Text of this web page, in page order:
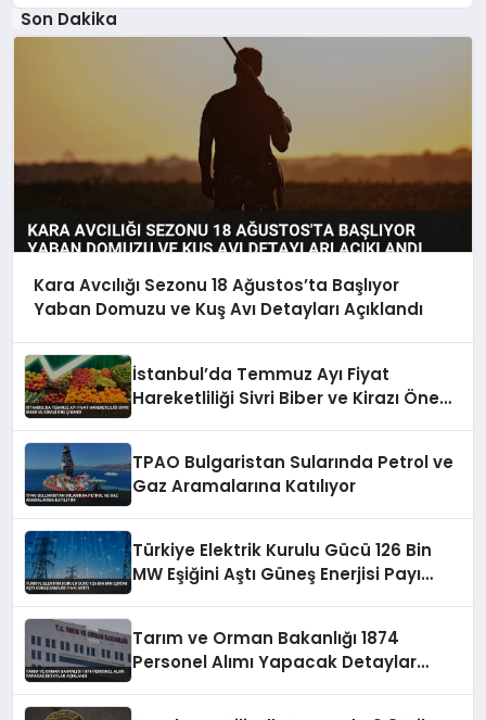
Son Dakika
Kara Avcılığı Sezonu 18 Ağustos’ta Başlıyor
Yaban Domuzu ve Kuş Avı Detayları Açıklandı
İstanbul’da Temmuz Ayı Fiyat
Hareketliliği Sivri Biber ve Kirazı Öne
TPAO Bulgaristan Sularında Petrol ve
Gaz Aramalarına Katılıyor
Türkiye Elektrik Kurulu Gücü 126 Bin
MW Eşiğini Aştı Güneş Enerjisi Payı
Tarım ve Orman Bakanlığı 1874
Personel Alımı Yapacak Detaylar